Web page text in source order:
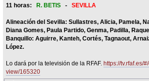
11 horas:R. BETIS - SEVILLA
Alineación del Sevilla: Sullastres, Alicia, Pamela,
Diana Gomes, Paula Partido, Genma, Padilla,
Banquillo: Aguirre, Kanteh, Cortés, Tagnaout,
López.
Lo dará por la televisión de la RFAF.https://tv.rfaf.es/
view/165320